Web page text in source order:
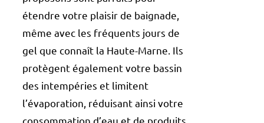
étendre votre plaisir de baignade,
même avec les fréquents jours de
gel que connaît la Haute-Marne. Ils
protègent également votre bassin
des intempéries et limitent
l’évaporation, réduisant ainsi votre
consommation d’eau et de produits